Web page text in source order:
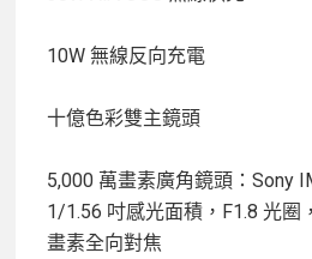
10W 無線反向充電
十億色彩雙主鏡頭
5,000 萬畫素廣角鏡頭：Sony
1/1.56 吋感光面積，F1.8 光圈
畫素全向對焦